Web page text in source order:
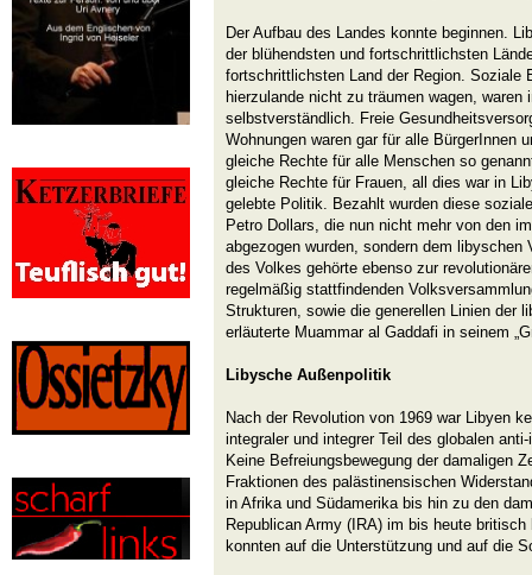
Der Aufbau des Landes konnte beginnen.
der blühendsten und fortschrittlichsten
fortschrittlichsten Land der Region. Soziale
hierzulande nicht zu träumen wagen, waren
selbstverständlich. Freie
Wohnungen waren gar für alle BürgerInnen
gleiche Rechte für alle Menschen so
gleiche Rechte für Frauen, all dies war in
gelebte Politik. Bezahlt wurden diese
Petro Dollars, die nun nicht mehr von den
abgezogen wurden, sondern dem libyschen
des Volkes gehörte ebenso zur
regelmäßig stattfindenden
Strukturen, sowie die generellen Linien der
erläuterte Muammar al Gaddafi in seinem
Libysche Außenpolitik
Nach der Revolution von 1969 war Libyen
integraler und integrer Teil des globalen
Keine Befreiungsbewegung der damaligen
Fraktionen des palästinensischen
in Afrika und Südamerika bis hin zu den
Republican Army (IRA) im bis heute
konnten auf die Unterstützung und auf die